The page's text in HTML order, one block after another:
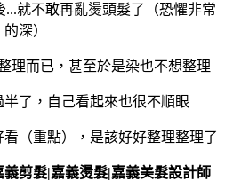
就不敢再亂燙頭髮了（恐懼非常
的深）
理而已，甚至於是染也不想整理
了，自己看起來也很不順眼
（重點），是該好好整理整理了
剪髮|嘉義燙髮|嘉義美髮設計師